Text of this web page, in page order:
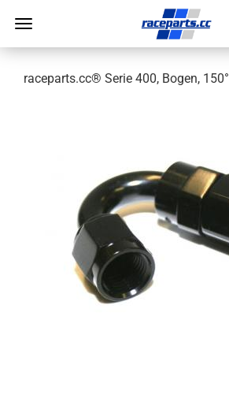
raceparts.cc® Serie 400, Bogen, 150°